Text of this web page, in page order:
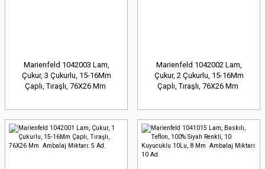
Marienfeld 1042003 Lam,
Çukur, 3 Çukurlu, 15-16Mm
Çaplı, Tıraşlı, 76X26 Mm
Marienfeld 1042002 Lam,
Çukur, 2 Çukurlu, 15-16Mm
Çaplı, Tıraşlı, 76X26 Mm